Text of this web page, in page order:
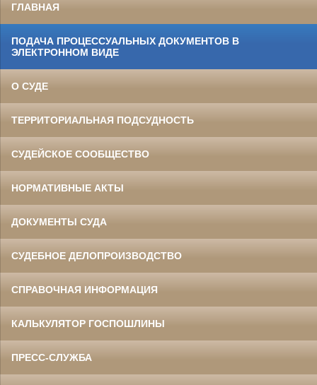
ГЛАВНАЯ
ПОДАЧА ПРОЦЕССУАЛЬНЫХ ДОКУМЕНТОВ В
ЭЛЕКТРОННОМ ВИДЕ
О СУДЕ
ТЕРРИТОРИАЛЬНАЯ ПОДСУДНОСТЬ
СУДЕЙСКОЕ СООБЩЕСТВО
НОРМАТИВНЫЕ АКТЫ
ДОКУМЕНТЫ СУДА
СУДЕБНОЕ ДЕЛОПРОИЗВОДСТВО
СПРАВОЧНАЯ ИНФОРМАЦИЯ
КАЛЬКУЛЯТОР ГОСПОШЛИНЫ
ПРЕСС-СЛУЖБА